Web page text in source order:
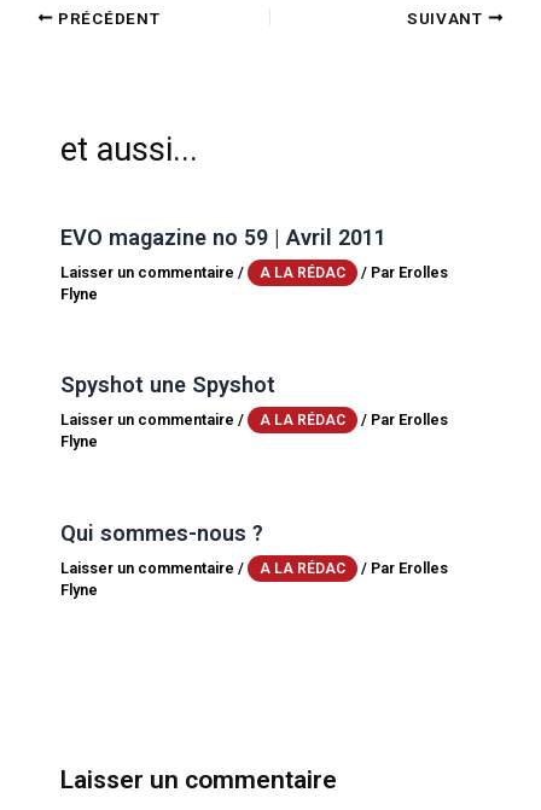
PRÉCÉDENT SUIVANT
et aussi...
EVO magazine no 59 | Avril 2011
Laisser un commentaire / A LA RÉDAC / Par Erolles
Flyne
Spyshot une Spyshot
Laisser un commentaire / A LA RÉDAC / Par Erolles
Flyne
Qui sommes-nous ?
Laisser un commentaire / A LA RÉDAC / Par Erolles
Flyne
Laisser un commentaire